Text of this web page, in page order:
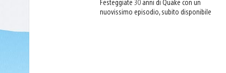
Festeggiate 30 anni di Quake con un
nuovissimo episodio, subito disponibile